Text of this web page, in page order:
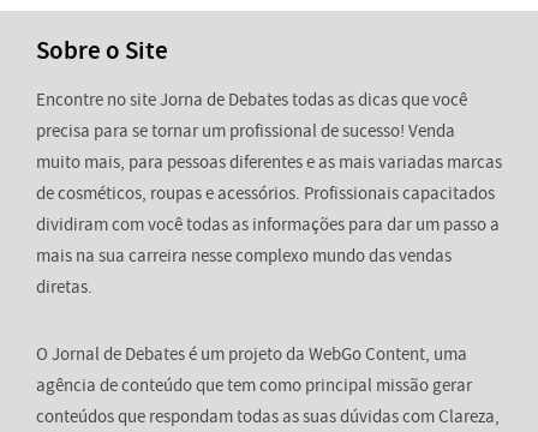
Sobre o Site
Encontre no site Jorna de Debates todas as dicas que você
precisa para se tornar um profissional de sucesso! Venda
muito mais, para pessoas diferentes e as mais variadas marcas
de cosméticos, roupas e acessórios. Profissionais capacitados
dividiram com você todas as informações para dar um passo a
mais na sua carreira nesse complexo mundo das vendas
diretas.
O Jornal de Debates é um projeto da WebGo Content, uma
agência de conteúdo que tem como principal missão gerar
conteúdos que respondam todas as suas dúvidas com Clareza,